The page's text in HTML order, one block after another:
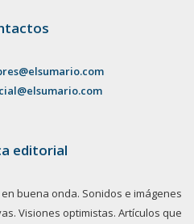
editorial
buena onda. Sonidos e imágenes
Visiones optimistas. Artículos que